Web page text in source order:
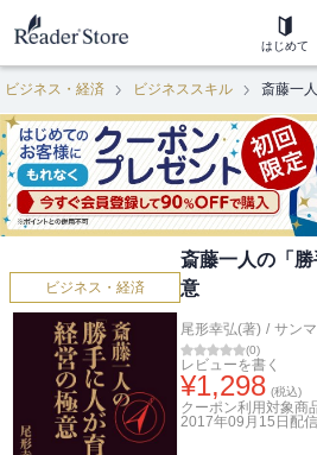
はじめて
ビジネス・経済 ビジネススキル 斎藤一
ビジネス・経済
斎藤一人の「
意
尾形幸弘(著) / サン
(0)
レビューを書く
¥1,298 (税込)
クーポン利用対象商
2017年09月15日 配信